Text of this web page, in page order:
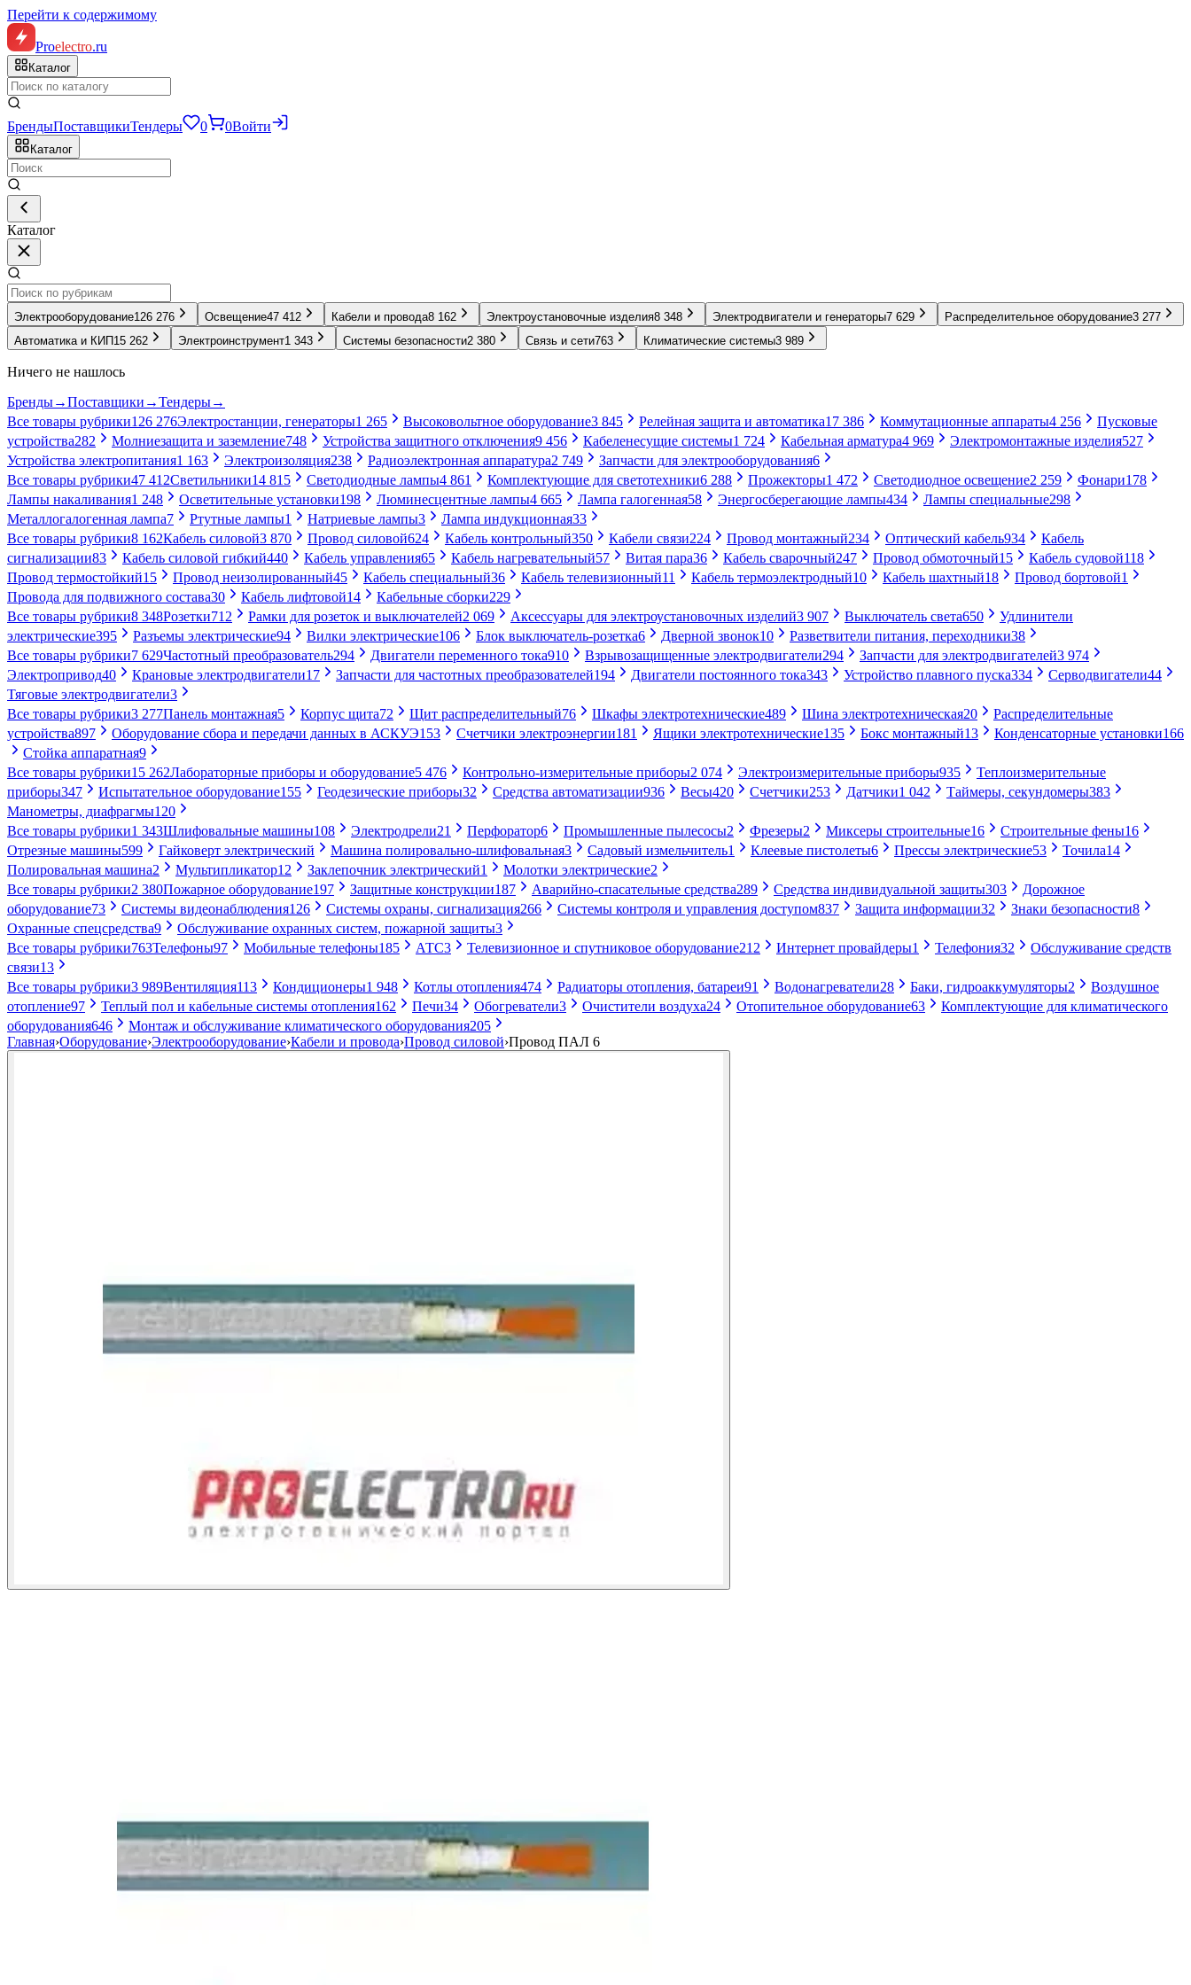
Перейти к содержимому
Proelectro.ru
Каталог
БрендыПоставщикиТендеры 0 0Войти
Каталог
Каталог
Электрооборудование126 276 Освещение47 412 Кабели и провода8 162 Электроустановочные изделия8 348 Электродвигатели и генераторы7 629 Распределительное оборудование3 277
Автоматика и КИП 15 262 Электроинструмент1 343 Системы безопасности2 380 Связь и сети763 Климатические системы3 989
Ничего не нашлось
Бренды→Поставщики →Тендеры→
Все товары рубрики126 276Электростанции, генераторы1 265 Высоковольтное оборудование3 845 Релейная защита и автоматика17 386 Коммутационные аппараты4 256
Пусковые
устройства282 Молниезащита и заземление748 Устройства защитного отключения9 456 Кабеленесущие системы1 724 Кабельная арматура4 969 Электромонтажные изделия527
Устройства электропитания1 163 Электроизоляция238 Радиоэлектронная аппаратура2 749 Запчасти для электрооборудования6
Все товары рубрики47 412Светильники14 815 Светодиодные лампы4 861 Комплектующие для светотехники6 288 Прожекторы1 472 Светодиодное освещение2 259 Фонари178
Лампы накаливания1 248 Осветительные установки198 Люминесцентные лампы4 665 Лампа галогенная58 Энергосберегающие лампы434 Лампы специальные298
Металлогалогенная лампа7 Ртутные лампы1 Натриевые лампы3 Лампа индукционная33
Все товары рубрики8 162Кабель силовой3 870 Провод силовой624 Кабель контрольный350 Кабели связи224 Провод монтажный234 Оптический кабель934
Кабель
сигнализации83 Кабель силовой гибкий440 Кабель управления65 Кабель нагревательный57 Витая пара36 Кабель сварочный247 Провод обмоточный15 Кабель судовой118
Провод термостойкий15 Провод неизолированный45 Кабель специальный36 Кабель телевизионный11 Кабель термоэлектродный10 Кабель шахтный18 Провод бортовой1
Провода для подвижного состава30 Кабель лифтовой14 Кабельные сборки229
Все товары рубрики8 348Розетки712 Рамки для розеток и выключателей2 069 Аксессуары для электроустановочных изделий3 907 Выключатель света650
Удлинители
электрические395 Разъемы электрические94 Вилки электрические106 Блок выключатель-розетка6 Дверной звонок10 Разветвители питания, переходники38
Все товары рубрики7 629Частотный преобразователь294 Двигатели переменного тока910 Взрывозащищенные электродвигатели294 Запчасти для электродвигателей3 974
Электропривод40 Крановые электродвигатели17 Запчасти для частотных преобразователей194 Двигатели постоянного тока343 Устройство плавного пуска334 Серводвигатели44
Тяговые электродвигатели3
Все товары рубрики3 277Панель монтажная5 Корпус щита72 Щит распределительный76 Шкафы электротехнические489 Шина электротехническая20
Распределительные
устройства897 Оборудование сбора и передачи данных в АСКУЭ153 Счетчики электроэнергии181 Ящики электротехнические135 Бокс монтажный13 Конденсаторные установки166
Стойка аппаратная9
Все товары рубрики15 262Лабораторные приборы и оборудование5 476 Контрольно-измерительные приборы2 074 Электроизмерительные приборы935
Теплоизмерительные
приборы347 Испытательное оборудование155 Геодезические приборы32 Средства автоматизации936 Весы420 Счетчики253 Датчики1 042 Таймеры, секундомеры383
Манометры, диафрагмы120
Все товары рубрики1 343Шлифовальные машины108 Электродрели21 Перфоратор6 Промышленные пылесосы2 Фрезеры2 Миксеры строительные16 Строительные фены16
Отрезные машины599 Гайковерт электрический Машина полировально-шлифовальная3 Садовый измельчитель1 Клеевые пистолеты6 Прессы электрические53 Точила14
Полировальная машина2 Мультипликатор12 Заклепочник электрический1 Молотки электрические2
Все товары рубрики2 380Пожарное оборудование197 Защитные конструкции187 Аварийно-спасательные средства289 Средства индивидуальной защиты303
Дорожное
оборудование73 Системы видеонаблюдения126 Системы охраны, сигнализация266 Системы контроля и управления доступом837 Защита информации32 Знаки безопасности8
Охранные спецсредства9 Обслуживание охранных систем, пожарной защиты3
Все товары рубрики763Телефоны97 Мобильные телефоны185 АТС3 Телевизионное и спутниковое оборудование212 Интернет провайдеры1 Телефония32
Обслуживание средств
связи13
Все товары рубрики3 989Вентиляция113 Кондиционеры1 948 Котлы отопления474 Радиаторы отопления, батареи91 Водонагреватели28 Баки, гидроаккумуляторы2
Воздушное
отопление97 Теплый пол и кабельные системы отопления162 Печи34 Обогреватели3 Очистители воздуха24 Отопительное оборудование63
Комплектующие для климатического
оборудования646 Монтаж и обслуживание климатического оборудования205
Главная›Оборудование›Электрооборудование›Кабели и провода›Провод силовой›Провод ПАЛ 6